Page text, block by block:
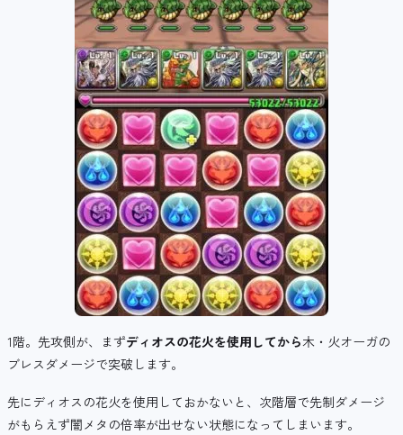
1階。先攻側が、まずディオスの花火を使用してから木・火オーガの
ブレスダメージで突破します。
先にディオスの花火を使用しておかないと、次階層で先制ダメージ
がもらえず闇メタの倍率が出せない状態になってしまいます。